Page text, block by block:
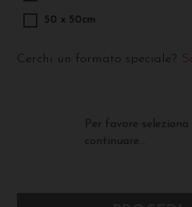
50 x 50cm
Cerchi un formato speciale?
Per favore
continuare...